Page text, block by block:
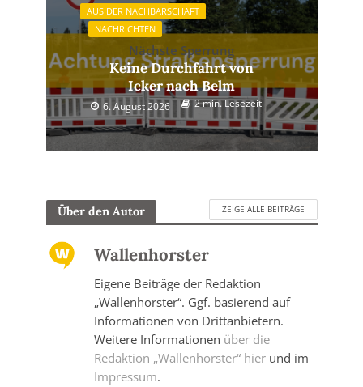
AUS DER NACHBARSCHAFT
NACHRICHTEN
Nächste Sperrung
Keine Durchfahrt von
Icker nach Belm
6. August 2026 2 min. Lesezeit
Über den Autor ZEIGE ALLE BEITRÄGE
Wallenhorster
Eigene Beiträge der Redaktion
„Wallenhorster“. Ggf. basierend auf
Informationen von Drittanbietern.
Weitere Informationen über die
Redaktion „Wallenhorster“ hierund im
Impressum.